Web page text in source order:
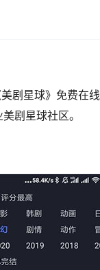
剧星球》免费在
剧星球社区。